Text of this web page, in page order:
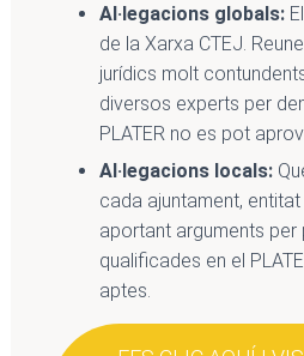
Al·legacions globals:
de la Xarxa CTEJ.
jurídics molt
diversos experts per
PLATER no es pot
Al·legacions locals:
cada ajuntament,
aportant arguments
qualificades en el
aptes.